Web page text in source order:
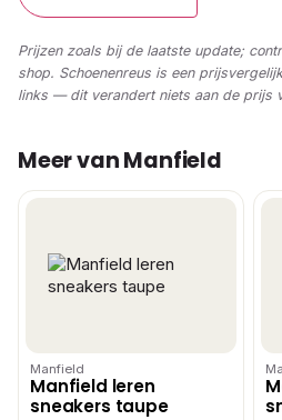
Prijzen zoals bij de laatste update;
shop. Schoenenreus is een
links — dit verandert niets aan de prijs
Meer van Manfield
Manfield
Manfield leren
sneakers taupe